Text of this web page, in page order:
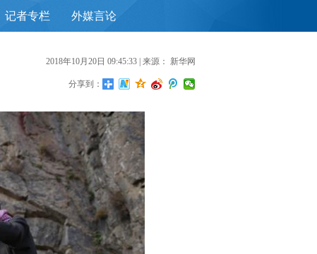
记者专栏 外媒言论
2018年10月20日 09:45:33 | 来源： 新华网
分享到：